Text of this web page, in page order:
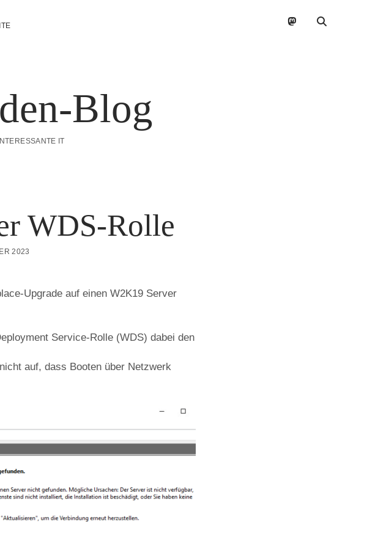
mastodon
Blog
IT
WDS-Rolle
2023
Upgrade auf einen W2K19 Server
Service-Rolle (WDS) dabei den
auf, dass Booten über Netzwerk